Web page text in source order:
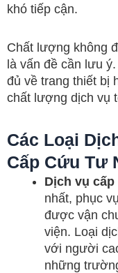
khó tiếp cận.
Chất lượng không
là vấn đề cần lưu
đủ về trang thiết bị
chất lượng dịch vụ
Các Loại
Cấp Cứu Tư
Dịch vụ
nhất, phục
được vận
viện. Loại
với người
những